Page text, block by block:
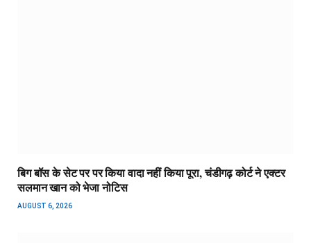
बिग बॉस के सेट पर पर किया वादा नहीं किया पूरा, चंडीगढ़ कोर्ट ने एक्टर
सलमान खान को भेजा नोटिस
AUGUST 6, 2026